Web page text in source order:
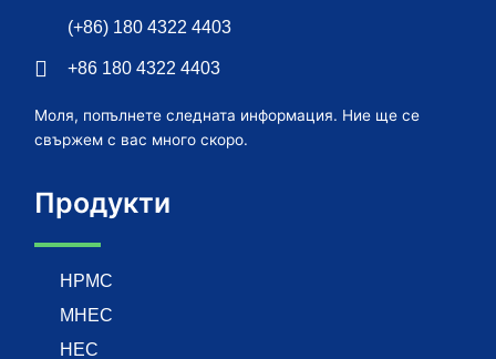
(+86) 180 4322 4403
+86 180 4322 4403
Моля, попълнете следната информация. Ние ще се
свържем с вас много скоро.
Продукти
HPMC
MHEC
HEC